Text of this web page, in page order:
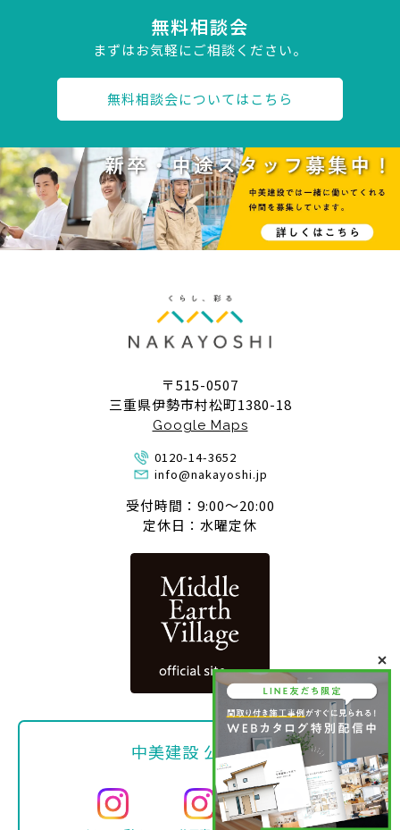
無料相談会
まずはお気軽にご相談ください。
無料相談会についてはこちら
〒515-0507
三重県伊勢市村松町1380-18
Google Maps
0120-14-3652
info@nakayoshi.jp
受付時間：9:00〜20:00
定休日：水曜定休
中美建設 公式SNS